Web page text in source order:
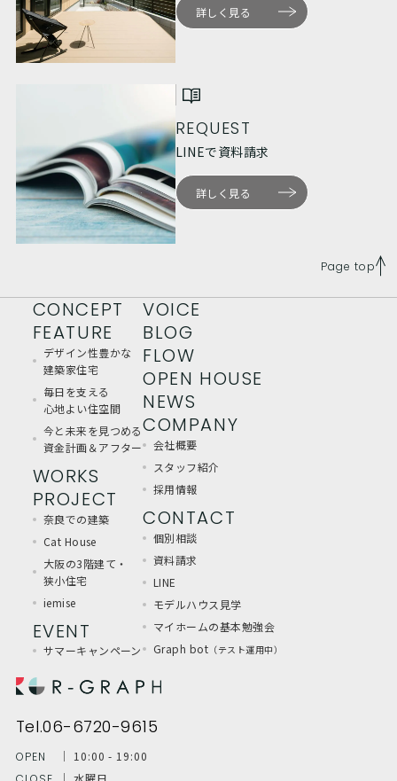
詳しく見る
REQUEST
LINEで資料請求
詳しく見る
Page top
CONCEPT
FEATURE
デザイン性豊かな
建築家住宅
毎日を支える
心地よい住空間
今と未来を見つめる
資金計画＆アフター
WORKS
PROJECT
奈良での建築
Cat House
大阪の3階建て・
狭小住宅
iemise
EVENT
サマーキャンペーン
VOICE
BLOG
FLOW
OPEN HOUSE
NEWS
COMPANY
会社概要
スタッフ紹介
採用情報
CONTACT
個別相談
資料請求
LINE
モデルハウス見学
マイホームの基本勉強会
Graph bot （テスト運用中）
Tel.06-6720-9615
OPEN
│ 10:00 - 19:00
│ 水曜日